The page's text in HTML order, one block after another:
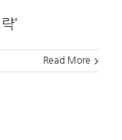
’
Read More